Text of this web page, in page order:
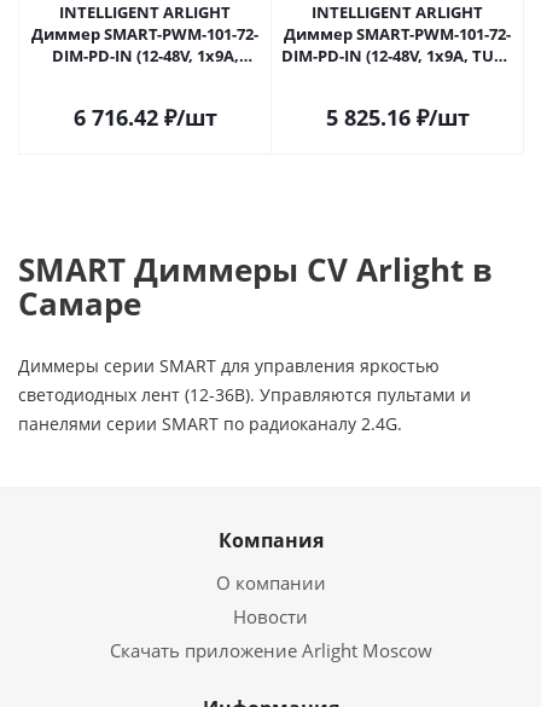
INTELLIGENT ARLIGHT
Диммер SMART-PWM-101-72-
DIM-PD-IN (12-48V, 1x9A,
Самаре
6 716.42₽/шт
INTELLIGENT ARLIGHT
Диммер SMART-PWM-101-72-
DIM-PD-IN (12-48V, 1x9A, TUYA
Самаре
5 825.16₽/шт
SMART Диммеры CV Arlight в
Самаре
Диммеры серии SMART для управления яркостью
светодиодных лент (12-36В). Управляются пультами и
панелями серии SMART по радиоканалу 2.4G.
Компания
О компании
Новости
Скачать приложение Arlight Moscow